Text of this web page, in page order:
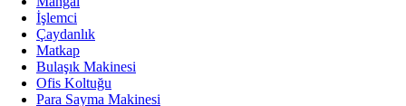
İşlemci
Çaydanlık
Matkap
Bulaşık Makinesi
Ofis Koltuğu
Para Sayma Makinesi